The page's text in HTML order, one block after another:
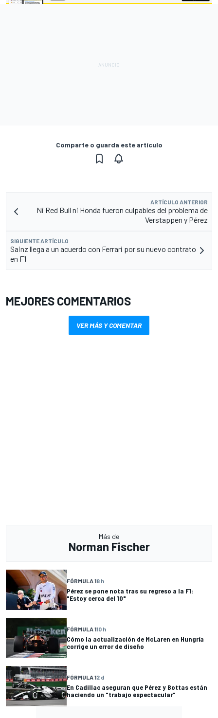
Comparte o guarda este artículo
ARTÍCULO ANTERIOR
Ni Red Bull ni Honda fueron culpables del problema de
Verstappen y Pérez
SIGUIENTE ARTÍCULO
Sainz llega a un acuerdo con Ferrari por su nuevo contrato
en F1
MEJORES COMENTARIOS
VER MÁS Y COMENTAR
Más de
Norman Fischer
FÓRMULA 18 h
Pérez se pone nota tras su regreso a la F1:
"Estoy cerca del 10"
FÓRMULA 110 h
Cómo la actualización de McLaren en Hungría
corrige un error de diseño
FÓRMULA 12 d
En Cadillac aseguran que Pérez y Bottas están
haciendo un "trabajo espectacular"